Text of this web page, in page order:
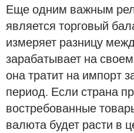
Еще одним важным
является торговый
измеряет разницу
зарабатывает на
она тратит на импорт
период. Если страна
востребованные
валюта будет расти в